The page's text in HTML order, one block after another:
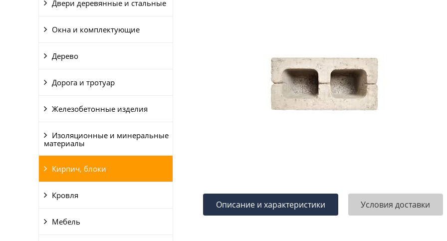
Двери деревянные и стальные
Окна и комплектующие
Дерево
Дорога и тротуар
Железобетонные изделия
Изоляционные и минеральные
материалы
Кирпич, блоки
Кровля
Мебель
Описание и характеристики Условия доставки